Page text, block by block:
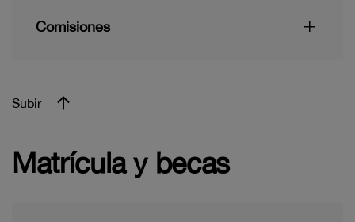
Comisiones
Subir
Matrícula y becas